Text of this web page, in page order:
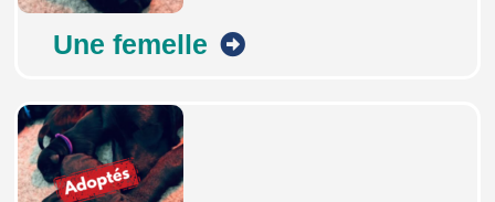
Une femelle